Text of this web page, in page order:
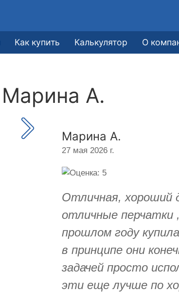
Как купить Калькулятор О
Марина А.
Марина А.
27 мая 2026 г.
Отличная, хороший
отличные перчатки
прошлом году
в принципе они
задачей просто
эти еще лучше по